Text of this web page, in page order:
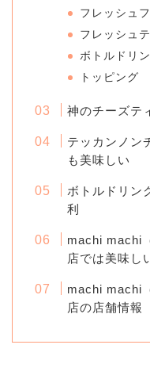
フレッシュ
フレッシュ
ボトルドリ
トッピング
神のチーズテ
テッカンノン
も美味しい
ボトルドリン
利
machi machi
店では美味し
machi machi
店の店舗情報